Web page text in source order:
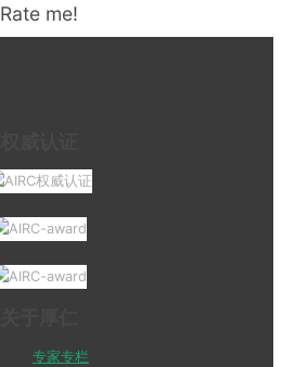
Rate me!
专家专栏